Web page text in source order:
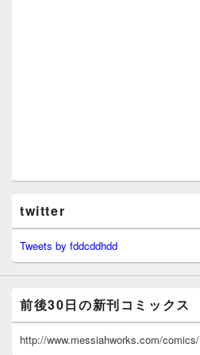
twitter
Tweets by fddcddhdd
前後30日の新刊コミックス
http://www.messiahworks.com/comics/